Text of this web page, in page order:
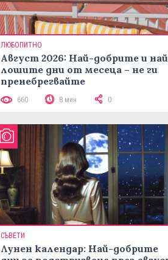
ЛЮБОПИТНО
Август 2026: Най-добрите и
лошите дни от месеца – не ги
пренебрегвайте
660 8 мин 0
СЪВЕТИ
Лунен календар: Най-добрите